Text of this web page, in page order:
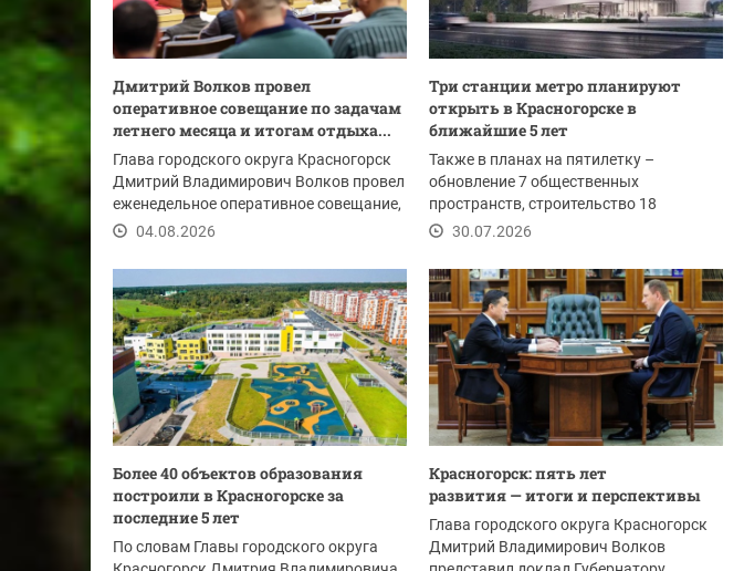
Дмитрий Волков провел
оперативное совещание по задачам
летнего месяца и итогам отдыха...
Глава городского округа Красногорск
Дмитрий Владимирович Волков провел
еженедельное оперативное совещание,
в начале...
04.08.2026
Три станции метро планируют
открыть в Красногорске в
ближайшие 5 лет
Также в планах на пятилетку –
обновление 7 общественных
пространств, строительство 18
образовательных организаций и 4...
30.07.2026
Более 40 объектов образования
построили в Красногорске за
последние 5 лет
По словам Главы городского округа
Красногорск: пять лет
развития — итоги и перспективы
Глава городского округа Красногорск
Дмитрий Владимирович Волков